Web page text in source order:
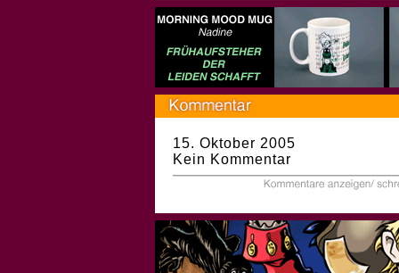
15. Oktober 2005
Kein Kommentar